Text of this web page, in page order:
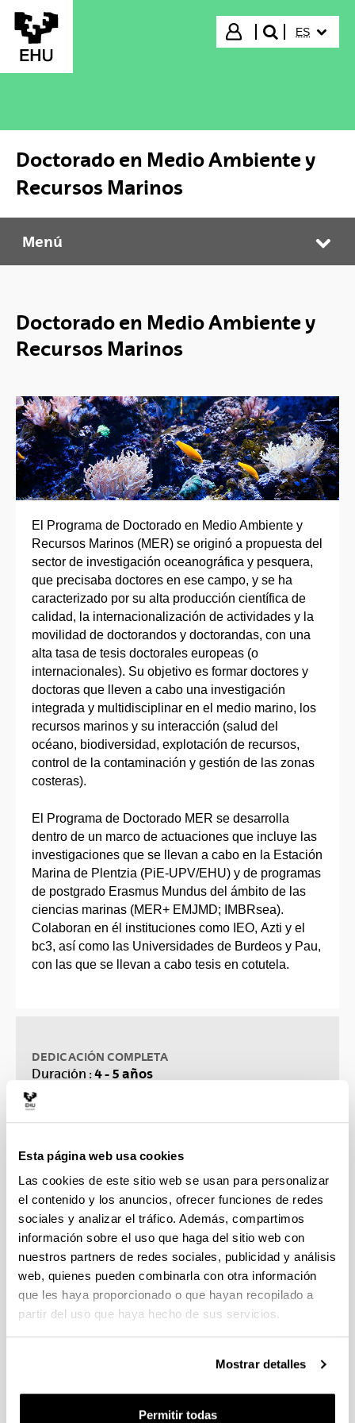
Esta página web usa cookies
Las cookies de este sitio web se usan para personalizar
el contenido y los anuncios, ofrecer funciones de redes
sociales y analizar el tráfico. Además, compartimos
información sobre el uso que haga del sitio web con
nuestros partners de redes sociales, publicidad y análisis
web, quienes pueden combinarla con otra información
que les haya proporcionado o que hayan recopilado a
partir del uso que haya hecho de sus servicios.
Mostrar detalles
Permitir todas
Saltar al contenido principal
Iniciar sesión
buscar"
ES
Doctorado en Medio Ambiente y
Recursos Marinos
Doctorado en Medio Ambiente y Recursos Marinos
Menú
Doctorado en Medio Ambiente y
Recursos Marinos
El Programa de Doctorado en Medio Ambiente y
Recursos Marinos (MER) se originó a propuesta del
sector de investigación oceanográfica y pesquera,
que precisaba doctores en ese campo, y se ha
caracterizado por su alta producción científica de
calidad, la internacionalización de actividades y la
movilidad de doctorandos y doctorandas, con una
alta tasa de tesis doctorales europeas (o
internacionales). Su objetivo es formar doctores y
doctoras que lleven a cabo una investigación
integrada y multidisciplinar en el medio marino, los
recursos marinos y su interacción (salud del
océano, biodiversidad, explotación de recursos,
control de la contaminación y gestión de las zonas
costeras).
El Programa de Doctorado MER se desarrolla
dentro de un marco de actuaciones que incluye las
investigaciones que se llevan a cabo en la Estación
Marina de Plentzia (PiE-UPV/EHU) y de programas
de postgrado Erasmus Mundus del ámbito de las
ciencias marinas (MER+ EMJMD; IMBRsea).
Colaboran en él instituciones como IEO, Azti y el
bc3, así como las Universidades de Burdeos y Pau,
con las que se llevan a cabo tesis en cotutela.
DEDICACIÓN COMPLETA
Duración :4 - 5 años
Plazas ofertadas :
Precio orientativo :
Consultas académicas :
ionan.marigomez@ehu.eus
Consultas administrativas :
medioambiente.doke@ehu.eus
Sugerencias y solicitudes
Equipos y líneas de
Equipos de investigación